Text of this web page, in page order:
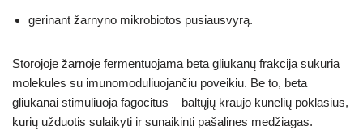
gerinant žarnyno mikrobiotos pusiausvyrą.
Storojoje žarnoje fermentuojama beta gliukanų frakcija sukuria
molekules su imunomoduliuojančiu poveikiu. Be to, beta
gliukanai stimuliuoja fagocitus – baltųjų kraujo kūnelių poklasius,
kurių užduotis sulaikyti ir sunaikinti pašalines medžiagas.